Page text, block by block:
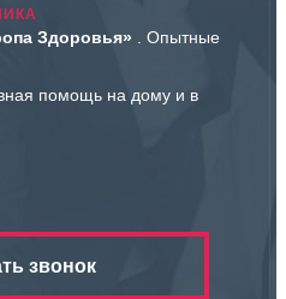
Здоровья» . Опытные
помощь на дому и в
звонок